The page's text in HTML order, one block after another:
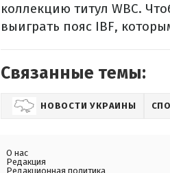
коллекцию титул WBC.
выиграть пояс IBF,
Связанные темы:
НОВОСТИ УКРАИНЫ
О нас
Редакция
Редакционная политика